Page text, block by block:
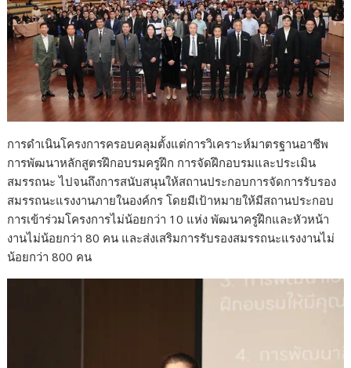
การดำเนินโครงการครอบคลุมตั้งแต่การวิเคราะห์มาตรฐานอาชีพ
การพัฒนาหลักสูตรฝึกอบรมครูฝึก การจัดฝึกอบรมและประเมิน
สมรรถนะ ไปจนถึงการสนับสนุนให้สถานประกอบการจัดการรับรอง
สมรรถนะแรงงานภายในองค์กร โดยมีเป้าหมายให้มีสถานประกอบ
การเข้าร่วมโครงการไม่น้อยกว่า 10 แห่ง พัฒนาครูฝึกและหัวหน้า
งานไม่น้อยกว่า 80 คน และส่งเสริมการรับรองสมรรถนะแรงงานไม่
น้อยกว่า 800 คน